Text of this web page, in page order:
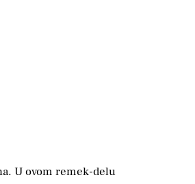
U ovom remek-delu